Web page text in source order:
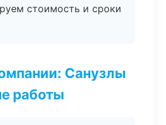
стоимость и сроки
Санузлы
работы